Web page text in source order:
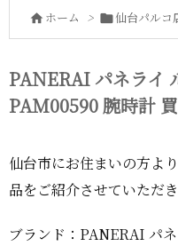
 ホーム > 仙台パルコ
PANERAI パネライ
PAM00590 腕時計
仙台市にお住まいの方よ
品をご紹介させていただき
ブランド：PANERAI パ